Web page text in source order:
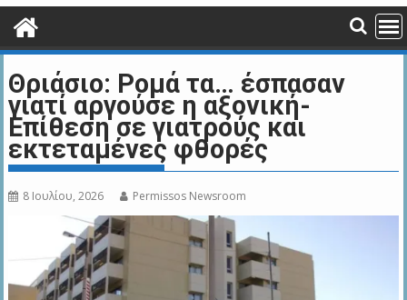
Θριάσιο: Ρομά τα… έσπασαν
γιατί αργούσε η αξονική-
Επίθεση σε γιατρούς και
εκτεταμένες φθορές
8 Ιουλίου, 2026 Permissos Newsroom